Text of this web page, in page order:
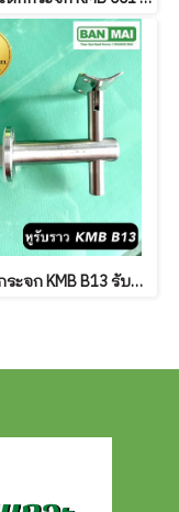
หูรับราวกระจก KMB B13 รับกลม